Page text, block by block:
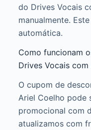
do Drives Vocais
manualmente.
automática.
Como funcionam
Drives Vocais
O cupom de
Ariel Coelho pode
promocional com
atualizamos com